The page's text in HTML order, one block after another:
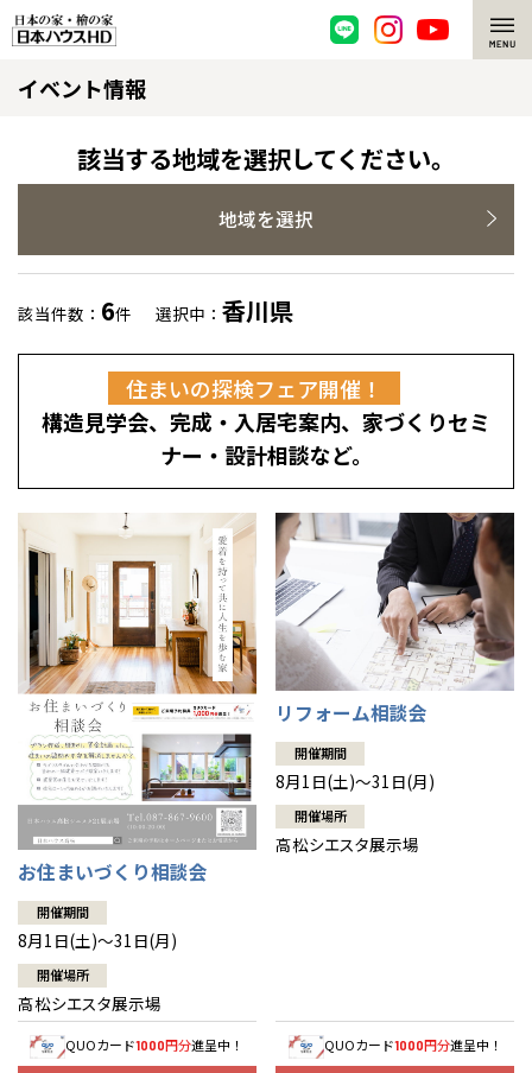
脱炭素・檜の家
環境にやさしい、脱炭素社会の住宅
耐震構造
高耐久住宅
高断熱・高気密の家
エネルギー自給自足
感謝訪問・長期保証
直営工事
1メーターモジュール
冷暖房標準装備
24時間対応コールセンター
デザイン賞各種受賞
セントラルヒーティング
選ばれる理由
檜の魅力 トップ
檜と日本人
1000年を超えて生きる檜
知られざる檜の効果・作用
檜の住まいデザイン
理想の木材「檜」
注文住宅
グレートステージ
施工事例
平屋の家
外観・インテリア集
WEB住宅展示場
暮らし方提案
住まいのコラム
住まいのお手入れ集
リフォーム トップ
リフォームメニュー
選ばれる理由
リフォームの流れ
介護保険利用で快適リフォーム
資産活用 トップ
賃貸併用住宅のメリット
安心のサポートシステム
商品紹介
展示場案内
買取サービス
分譲住宅・土地
分譲マンション
分譲マンション トップ
ワザックとは
高い信頼性
安心の管理体制
ギャラリー
トランクルーム
会社情報
会社情報 トップ
ニュースリリース
代表ごあいさつ
企業理念
会社概要
お問い合わせ
会員サイト
イベント情報
該当する地域を選択してください。
地域を選択
該当件数： 6件 選択中： 香川県
住まいの探検フェア開催！
構造見学会、完成・入居宅案内、家づくりセミ
ナー・設計相談など。
お住まいづくり相談会
開催期間
8月1日(土)～31日(月)
開催場所
高松シエスタ展示場
QUOカード1000円分進呈中！
リフォーム相談会
開催期間
8月1日(土)～31日(月)
開催場所
高松シエスタ展示場
QUOカード1000円分進呈中！
全国の展示場
北海道
札幌
道央
道北
道南
道東
東北
青森
秋田
岩手
山形
宮城
甲信越・北陸
新潟
山梨
長野
富山
関東
東京
神奈川
埼玉
東海
愛知
岐阜
近畿
大阪
中国・四国
お近くのイベント
北海道
札幌
札幌
小樽
道央
苫小牧千歳
小樽
旭川
道南
道東
帯広
釧路
東北
青森県
八戸
青森
秋田県
秋田
岩手県
山形県
宮城県
仙台
甲信越・北陸
新潟県
新潟
長岡
山梨県
長野県
富山県
富山
関東
東京都
神奈川県
湘南
相模
東海
愛知県
岐阜県
岐阜
近畿
大阪府
大阪
中国・四国